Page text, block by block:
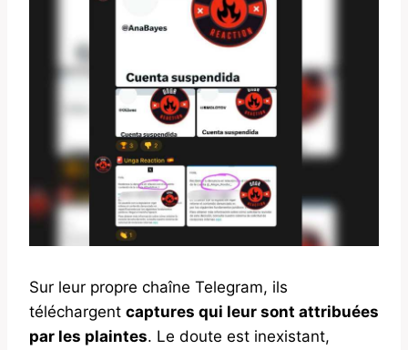
Sur leur propre chaîne Telegram, ils
téléchargent captures qui leur sont attribuées
par les plaintes. Le doute est inexistant,